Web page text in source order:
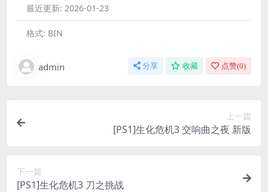
最近更新: 2026-01-23
格式: BIN
admin 分享 收藏 点赞(0)
上一篇
[PS1]生化危机3 交响曲之夜 新版
下一篇
[PS1]生化危机3 刀之挑战